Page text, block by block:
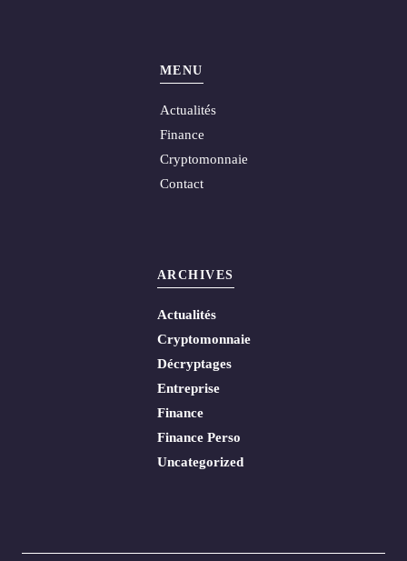
MENU
Actualités
Finance
Cryptomonnaie
Contact
ARCHIVES
Actualités
Cryptomonnaie
Décryptages
Entreprise
Finance
Finance Perso
Uncategorized